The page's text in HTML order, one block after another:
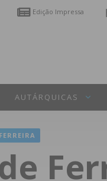
Edição Impressa
AUTÁRQUICAS